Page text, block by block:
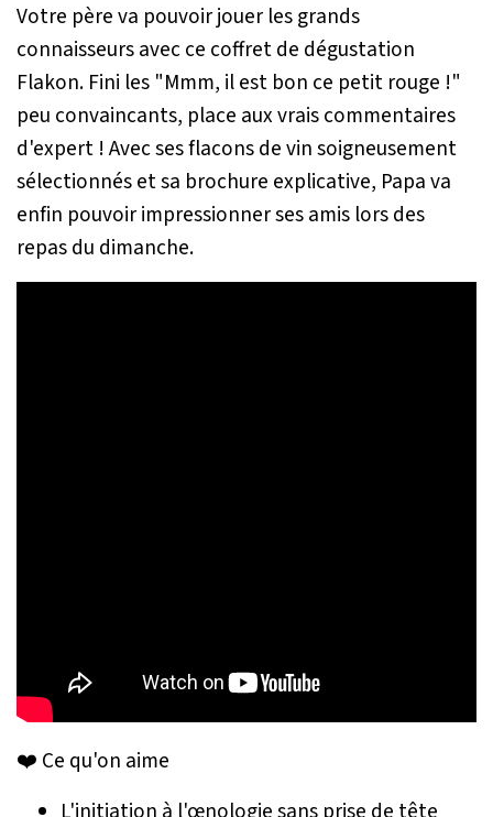
Votre père va pouvoir jouer les grands
connaisseurs avec ce coffret de dégustation
Flakon. Fini les "Mmm, il est bon ce petit rouge !"
peu convaincants, place aux vrais commentaires
d'expert ! Avec ses flacons de vin soigneusement
sélectionnés et sa brochure explicative, Papa va
enfin pouvoir impressionner ses amis lors des
repas du dimanche.
❤️ Ce qu'on aime